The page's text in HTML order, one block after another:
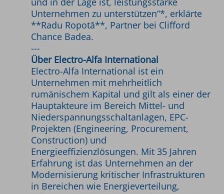
Unternehmen zu unterstützen“*, erklärte
**Radu Ropotă**, Partner bei Clifford
Chance Badea.
---
Über Electro-Alfa International
Electro-Alfa International ist ein
Unternehmen mit mehrheitlich
rumänischem Kapital und gilt als einer der
Hauptakteure im Bereich Mittel- und
Niederspannungsschaltanlagen, EPC-
Projekten (Engineering, Procurement,
Construction) und
Energieeffizienzlösungen. Mit 35 Jahren
Erfahrung ist das Unternehmen an der
Modernisierung kritischer Infrastrukturen
in Bereichen wie Energieverteilung,